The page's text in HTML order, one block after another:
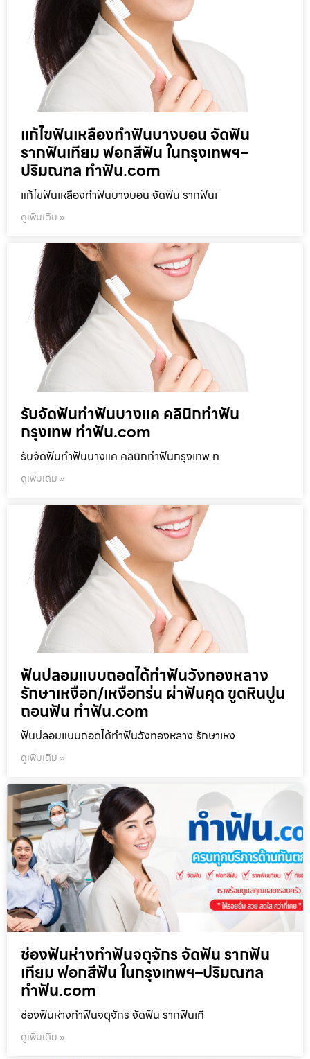
แก้ไขฟันเหลืองทำฟันบางบอน จัดฟัน
รากฟันเทียม ฟอกสีฟัน ในกรุงเทพฯ–
ปริมณฑล ทำฟัน.com
แก้ไขฟันเหลืองทำฟันบางบอน จัดฟัน รากฟันเ
ดูเพิ่มเติม »
รับจัดฟันทำฟันบางแค คลินิกทำฟัน
กรุงเทพ ทำฟัน.com
รับจัดฟันทำฟันบางแค คลินิกทำฟันกรุงเทพ ท
ดูเพิ่มเติม »
ฟันปลอมแบบถอดได้ทำฟันวังทองหลาง
รักษาเหงือก/เหงือกร่น ผ่าฟันคุด ขูดหินปูน
ถอนฟัน ทำฟัน.com
ฟันปลอมแบบถอดได้ทำฟันวังทองหลาง รักษาเหง
ดูเพิ่มเติม »
ช่องฟันห่างทำฟันจตุจักร จัดฟัน รากฟัน
เทียม ฟอกสีฟัน ในกรุงเทพฯ–ปริมณฑล
ทำฟัน.com
ช่องฟันห่างทำฟันจตุจักร จัดฟัน รากฟันเที
ดูเพิ่มเติม »